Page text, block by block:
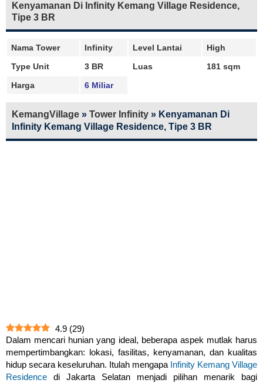
Kenyamanan Di Infinity Kemang Village Residence,
Tipe 3 BR
Nama Tower Infinity Level Lantai
High
Type Unit
3 BR Luas
181 sqm
Harga
6 Miliar
KemangVillage » Tower Infinity » Kenyamanan Di
Infinity Kemang Village Residence, Tipe 3 BR
4.9 (29)
Dalam mencari hunian yang ideal, beberapa aspek mutlak harus
mempertimbangkan: lokasi, fasilitas, kenyamanan, dan kualitas
hidup secara keseluruhan. Itulah mengapa Infinity Kemang Village
Residence di Jakarta Selatan menjadi pilihan menarik bagi